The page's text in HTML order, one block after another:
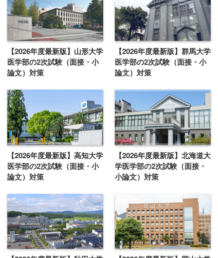
【2026年度最新版】山形大学
医学部の2次試験（面接・小
論文）対策
【2026年度最新版】群馬大学
医学部の2次試験（面接・小
論文）対策
【2026年度最新版】高知大学
医学部の2次試験（面接・小
論文）対策
【2026年度最新版】北海道大
学医学部の2次試験（面接・
小論文）対策